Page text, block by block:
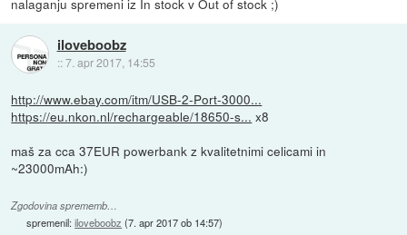
iloveboobz
::7. apr 2017, 14:55
http://www.ebay.com/itm/USB-2-Port-3000...
https://eu.nkon.nl/rechargeable/18650-s... x8
maš za cca 37EUR powerbank z kvalitetnimi celicami in
~23000mAh:)
Zgodovina sprememb…
spremenil:iloveboobz (7. apr 2017 ob 14:57)